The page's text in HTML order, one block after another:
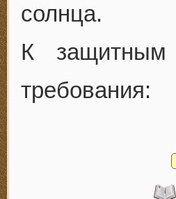
солнца.
К защитным
требования: